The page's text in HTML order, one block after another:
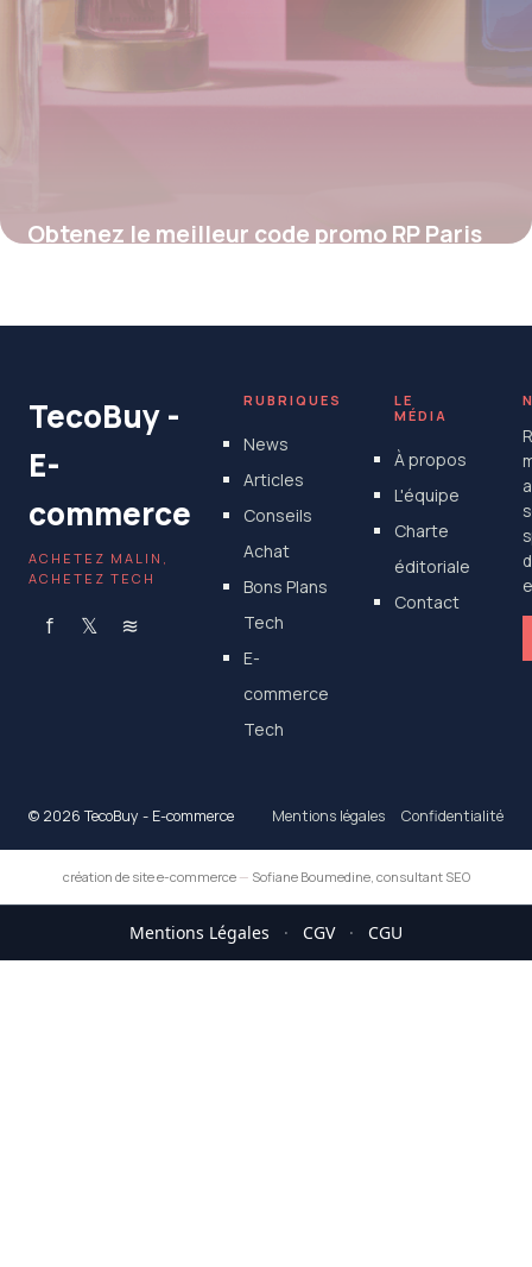
Obtenez le meilleur code promo RP Paris
TecoBuy -
E-
commerce
ACHETEZ MALIN,
ACHETEZ TECH
f 𝕏 ≋
RUBRIQUES
News
Articles
Conseils
Achat
Bons Plans
Tech
E-
commerce
Tech
LE
MÉDIA
À propos
L'équipe
Charte
éditoriale
Contact
© 2026 TecoBuy - E-commerce Mentions légales Confidentialité
création de site e-commerce— Sofiane Boumedine, consultant SEO
Mentions Légales · CGV · CGU